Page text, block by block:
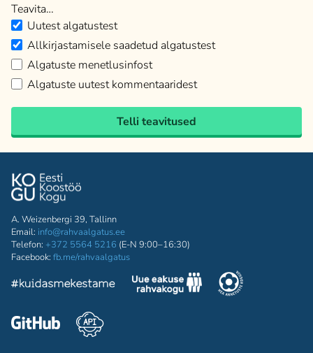
Teavita…
Uutest algatustest
Allkirjastamisele saadetud algatustest
Algatuste menetlusinfost
Algatuste uutest kommentaaridest
Telli teavitused
A. Weizenbergi 39, Tallinn
Email: info@rahvaalgatus.ee
Telefon: +372 5564 5216 (E-N 9:00–16:30)
Facebook: fb.me/rahvaalgatus